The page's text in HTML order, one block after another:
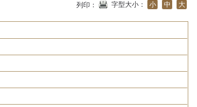
列印： 字型大小： 小 中 大